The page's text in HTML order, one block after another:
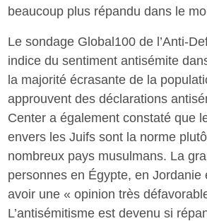
beaucoup plus répandu dans le
Le sondage Global100 de l’Anti-
indice du sentiment antisémite
la majorité écrasante de la
approuvent des déclarations
Center a également constaté que
envers les Juifs sont la norme
nombreux pays musulmans. La
personnes en Égypte, en
avoir une « opinion très
L’antisémitisme est devenu si